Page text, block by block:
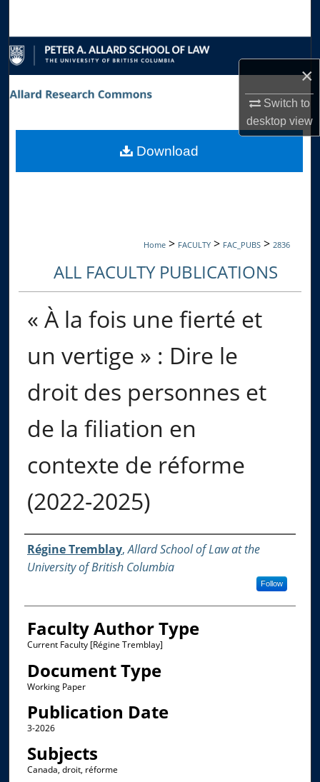
×
Switch to
desktopview
Browse Collections
My Account
Digital Commons Network™
Home > FACULTY > FAC_PUBS > 2836
ALL FACULTY PUBLICATIONS
« À la fois une fierté et
un vertige » : Dire le
droit des personnes et
de la filiation en
contexte de réforme
(2022-2025)
Authors
Régine Tremblay,Allard School of Law at the
University of British Columbia
Follow
Faculty Author Type
Current Faculty [Régine Tremblay]
Document Type
Working Paper
Publication Date
3-2026
Subjects
Canada, droit, réforme
Download